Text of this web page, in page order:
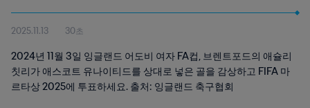
2025.11.13 30초
2024년 11월 3일 잉글랜드 어도비 여자 FA컵, 브렌트포드의 애슐리
칫리가 애스코트 유나이티드를 상대로 넣은 골을 감상하고 FIFA 마
르타상 2025에 투표하세요. 출처: 잉글랜드 축구협회